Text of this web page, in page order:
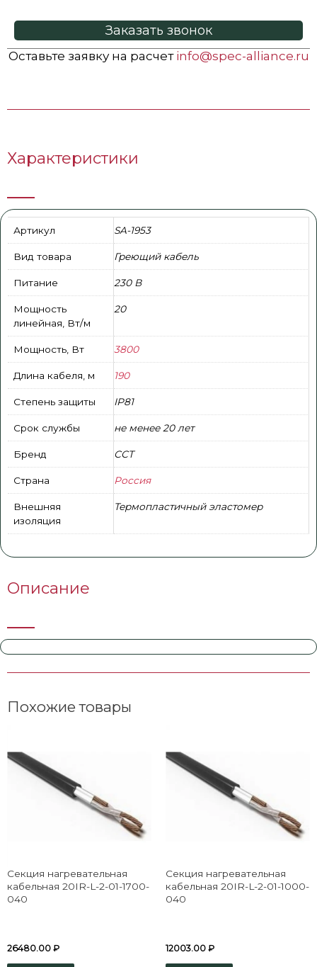
Заказать звонок
Оставьте заявку на расчет info@spec-alliance.ru
Характеристики
Артикул SA-1953
Вид товара Греющий кабель
Питание 230 В
Мощность
линейная, Вт/м
20
Мощность, Вт 3800
Длина кабеля, м 190
Степень защиты IP81
Срок службы не менее 20 лет
Бренд ССТ
Страна Россия
Внешняя
изоляция
Термопластичный эластомер
Описание
Похожие товары
Секция нагревательная
кабельная 20IR-L-2-01-1700-
040
26480.00 ₽
Секция нагревательная
кабельная 20IR-L-2-01-1000-
040
12003.00 ₽